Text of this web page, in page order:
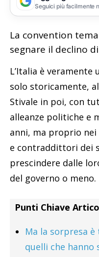
Seguici più facilmente
La convention
segnare il declino di
L’Italia è veramente
solo storicamente,
Stivale in poi, con
alleanze politiche e
anni, ma proprio
e contraddittori dei
prescindere dalle
del governo o meno.
Punti Chiave
Ma la sorpresa
quelli che hanno